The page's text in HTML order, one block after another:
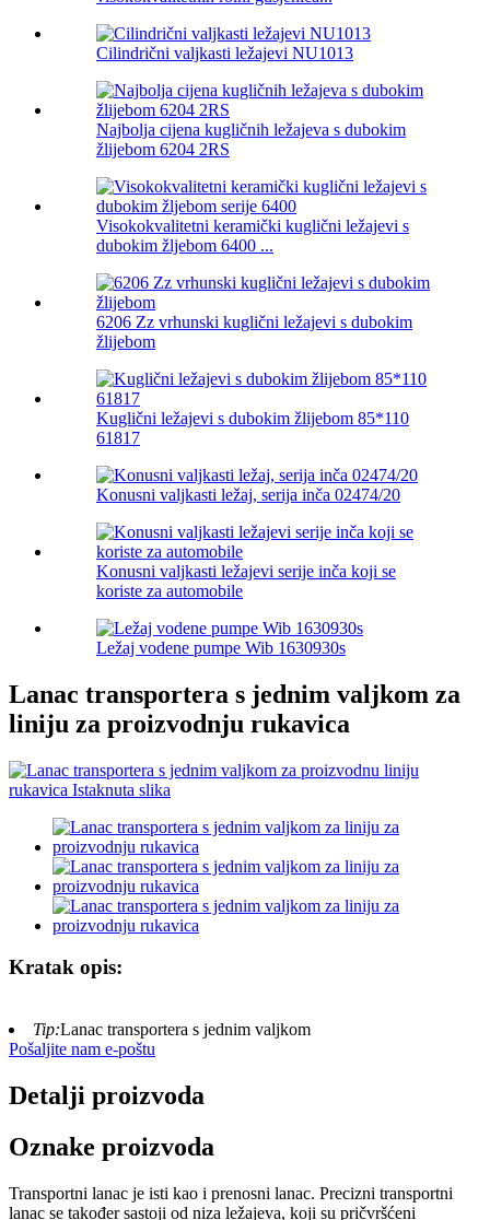
Cilindrični valjkasti ležajevi NU1013
Najbolja cijena kugličnih ležajeva s dubokim
žlijebom 6204 2RS
Visokokvalitetni keramički kuglični ležajevi s
dubokim žljebom 6400 ...
6206 Zz vrhunski kuglični ležajevi s dubokim
žlijebom
Kuglični ležajevi s dubokim žlijebom 85*110
61817
Konusni valjkasti ležaj, serija inča 02474/20
Konusni valjkasti ležajevi serije inča koji se
koriste za automobile
Ležaj vodene pumpe Wib 1630930s
Lanac transportera s jednim valjkom za
liniju za proizvodnju rukavica
Kratak opis:
Tip:Lanac transportera s jednim valjkom
Pošaljite nam e-poštu
Detalji proizvoda
Oznake proizvoda
Transportni lanac je isti kao i prenosni lanac. Precizni transportni
lanac se također sastoji od niza ležajeva, koji su pričvršćeni